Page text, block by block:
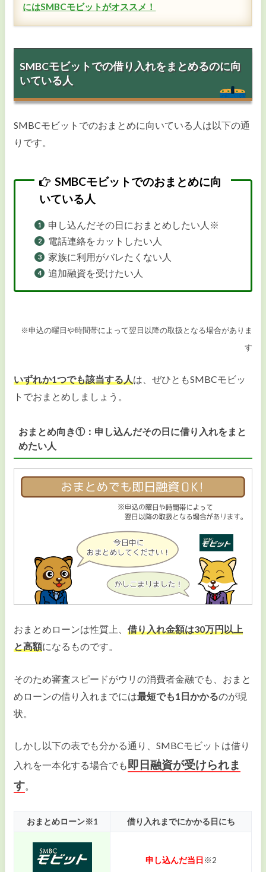
総量規制
審査時間 最短30分※1
在籍確認 WEB完結なら電話連絡なしOK
専業主婦・学生
無利息期間 無し
スマホ完結申し込み
にはSMBCモビットがオススメ！
SMBCモビットでの借り入れをまとめるのに向
いている人
SMBCモビットでのおまとめに向いている人は以下の通
りです。
SMBCモビットでのおまとめに向
いている人
申し込んだその日におまとめしたい人※
電話連絡をカットしたい人
家族に利用がバレたくない人
追加融資を受けたい人
※申込の曜日や時間帯によって翌日以降の取扱となる場合がありま
す
いずれか1つでも該当する人 は、ぜひともSMBCモビッ
トでおまとめしましょう。
おまとめ向き①：申し込んだその日に借り入れをまと
めたい人
おまとめローンは性質上、借り入れ金額は30万円以上
と高額になるものです。
そのため審査スピードがウリの消費者金融でも、おまと
めローンの借り入れまでには最短でも1日かかるのが現
状。
しかし以下の表でも分かる通り、SMBCモビットは借り
入れを一本化する場合でも即日融資が受けられま
す。​
おまとめローン※1 借り入れまでにかかる日にち
申し込んだ当日 ※2